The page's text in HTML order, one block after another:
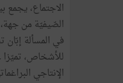
الاجتماع،
الصّيفيّة من
في المسألة إبّان
للأشخاص، تميّزا
الإنتاجي